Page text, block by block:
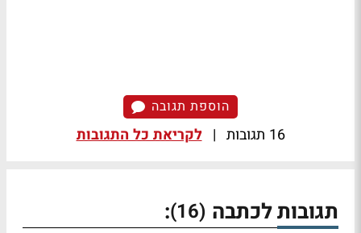
הוספת תגובה
16 תגובות | לקריאת כל התגובות
תגובות לכתבה (16)
: